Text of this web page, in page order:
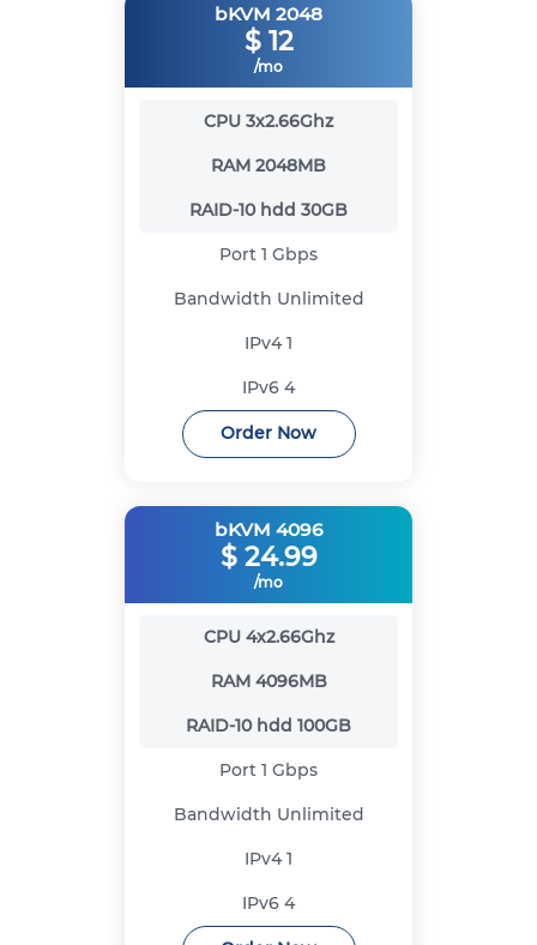
bKVM 2048
$ 12
/mo
CPU 3x2.66Ghz
RAM 2048MB
RAID-10 hdd 30GB
Port 1 Gbps
Bandwidth Unlimited
IPv41
IPv6 4
Order Now
bKVM 4096
$ 24.99
/mo
CPU 4x2.66Ghz
RAM 4096MB
RAID-10 hdd 100GB
Port 1 Gbps
Bandwidth Unlimited
IPv41
IPv6 4